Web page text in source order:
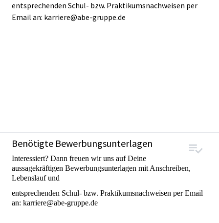
entsprechenden Schul- bzw. Praktikumsnachweisen per
Email an: karriere@abe-gruppe.de
Benötigte Bewerbungsunterlagen
Interessiert? Dann freuen wir uns auf Deine
aussagekräftigen Bewerbungsunterlagen mit Anschreiben,
Lebenslauf und
entsprechenden Schul- bzw. Praktikumsnachweisen per Email
an: karriere@abe-gruppe.de